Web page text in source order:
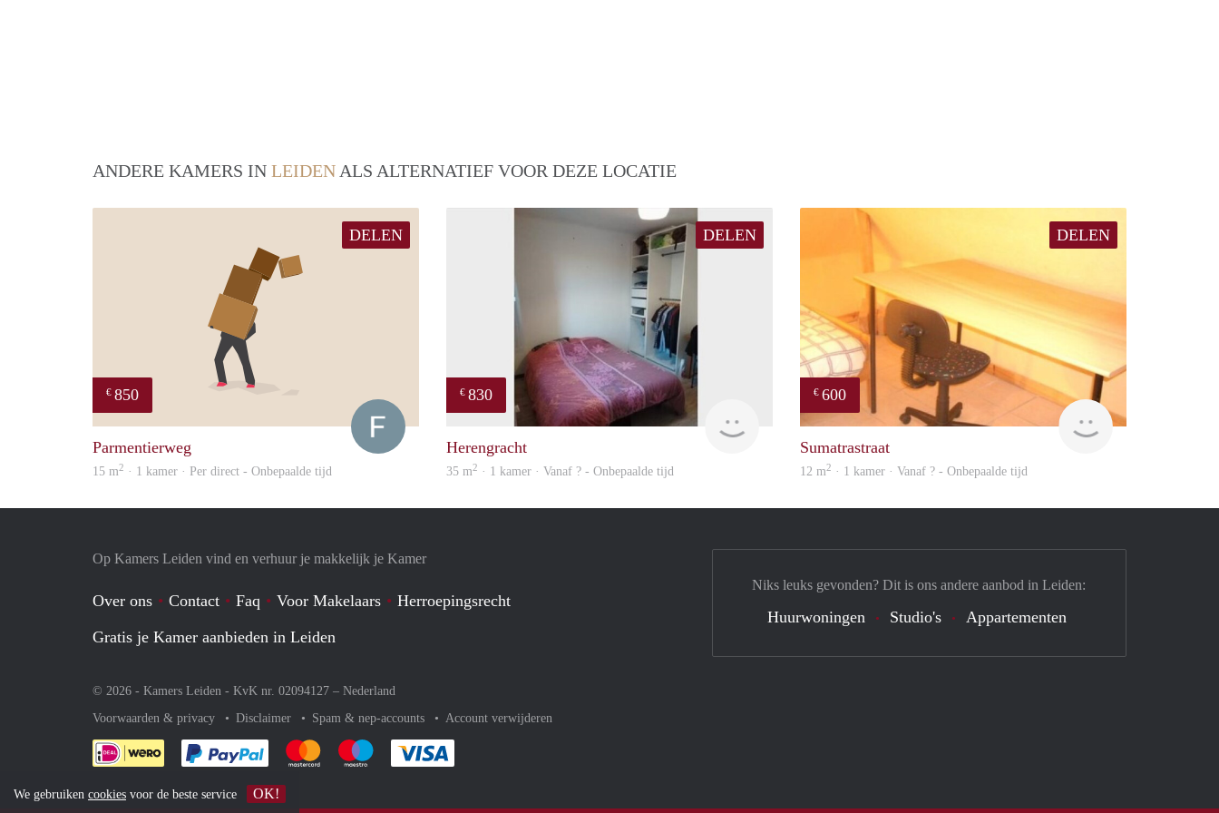
ANDERE KAMERS IN LEIDEN ALS ALTERNATIEF VOOR DEZE LOCATIE
DELEN
€ 850
Parmentierweg
15 m2 · 1 kamer · Per direct - Onbepaalde tijd
DELEN
€ 830
Herengracht
35 m2 · 1 kamer · Vanaf ? - Onbepaalde tijd
DELEN
€ 600
Sumatrastraat
12 m2 · 1 kamer · Vanaf ? - Onbepaalde tijd
Op Kamers Leiden vind en verhuur je makkelijk je Kamer
Over ons Contact Faq Voor Makelaars
Herroepingsrecht
Gratis je Kamer aanbieden in Leiden
© 2026 - Kamers Leiden - KvK nr. 02094127 – Nederland
Voorwaarden & privacy
Disclaimer Spam & nep-accounts Account verwijderen
Je rekent gemakkelijk af met Paypal
Je rekent gemakkelijk af met Mastercard
Je rekent gemakkelijk af met Meastro
Niks leuks gevonden? Dit is ons andere aanbod in Leiden:
Huurwoningen Studio's Appartementen
We gebruiken cookies voor de beste service OK!